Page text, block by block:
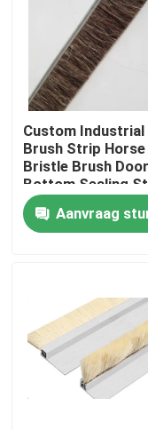
Thuis
Over ons
Fabrieksreis
Custom Industrial
Brush Strip Horse
Bristle Brush Door
Bottom Sealing
Brush For
Sealing/Cleaning/
Removal
Aanvraag